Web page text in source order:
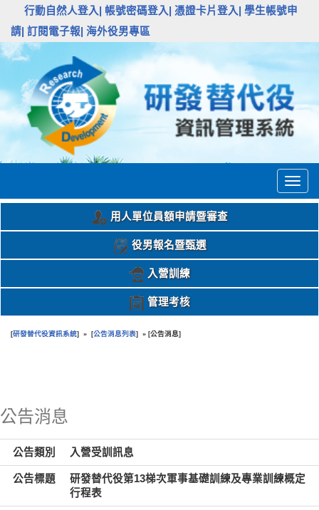
行動自然人登入| 帳號密碼登入| 憑證卡片登入|
學生帳號申
請| 訂閱電子報| 海外役男專區
用人單位員額申請暨審查
役男報名暨甄選
入營訓練
管理考核
[研發替代役資訊系統] » [公告消息列表] » [公告消息]
公告消息
公告類別 入營受訓訊息
公告標題
研發替代役第13梯次軍事基礎訓練及專業訓練概定
行程表